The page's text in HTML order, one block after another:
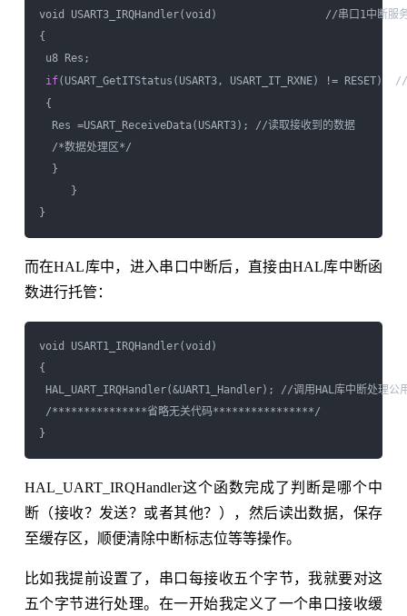
void USART3_IRQHandler(void)                 //串口1中断服
{
u8 Res;
if(USART_GetITStatus(USART3, USART_IT_RXNE) != RESET)
{
Res =USART_ReceiveData(USART3); //读取接收到的数据
/*数据处理区*/
}
}
而在HAL库中，进入串口中断后，直接由HAL库中断函
数进行托管：
void USART1_IRQHandler(void)
{
HAL_UART_IRQHandler(&UART1_Handler); //调用HAL库中断处理公
/***************省略无关代码****************/
HAL_UART_IRQHandler这个函数完成了判断是哪个中
断（接收？发送？或者其他？），然后读出数据，保存
至缓存区，顺便清除中断标志位等等操作。
比如我提前设置了，串口每接收五个字节，我就要对这
五个字节进行处理。在一开始我定义了一个串口接收缓